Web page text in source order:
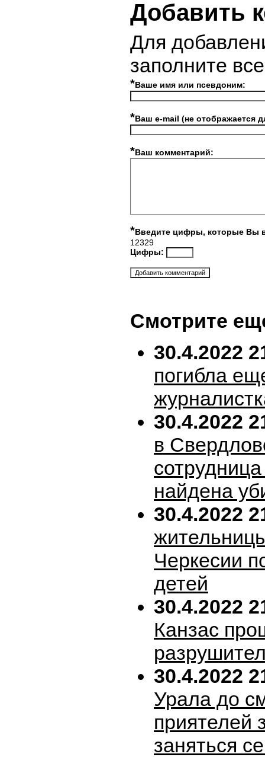
Добавить
Для
заполните
*Ваше имя или псевдоним:
*Ваш e-mail (не отображается
*Ваш комментарий:
*Введите цифры, которые Вы
12329
Цифры:
Смотрите
30.4.2022
погибла
30.4.2022
в
найдена
30.4.2022
Черкесии
детей
30.4.2022
Канзас
30.4.2022
Урала до
приятелей
заняться